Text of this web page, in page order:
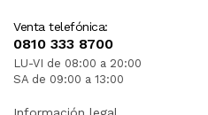
Venta telefónica:
0810 333 8700
LU-VI de 08:00 a 20:00
SA de 09:00 a 13:00
Información legal